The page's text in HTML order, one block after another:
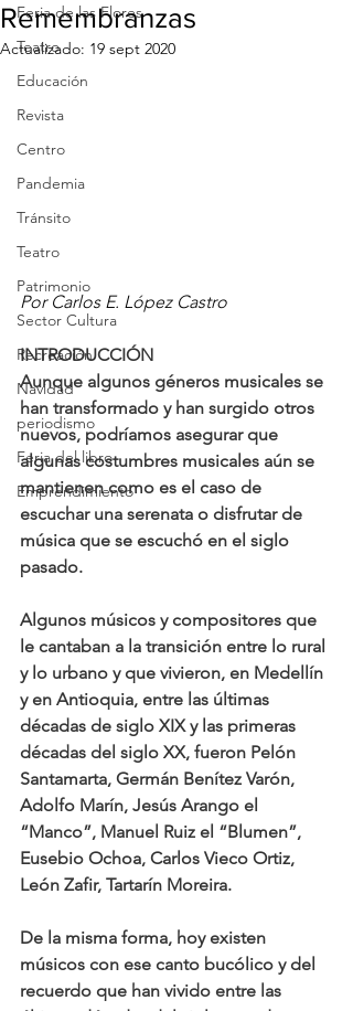
Feria de las Flores
Teatro
Educación
Revista
Centro
Pandemia
Tránsito
Teatro
Patrimonio
Sector Cultura
Recreación
Navidad
periodismo
Feria del libro
Emprendimiento
Remembranzas
Actualizado: 19 sept 2020
Por Carlos E. López Castro
INTRODUCCIÓN
Aunque algunos géneros musicales se
han transformado y han surgido otros
nuevos, podríamos asegurar que
algunas costumbres musicales aún se
mantienen como es el caso de
escuchar una serenata o disfrutar de
música que se escuchó en el siglo
pasado.
Algunos músicos y compositores que
le cantaban a la transición entre lo rural
y lo urbano y que vivieron, en Medellín
y en Antioquia, entre las últimas
décadas de siglo XIX y las primeras
décadas del siglo XX, fueron Pelón
Santamarta, Germán Benítez Varón,
Adolfo Marín, Jesús Arango el
“Manco”, Manuel Ruiz el “Blumen”,
Eusebio Ochoa, Carlos Vieco Ortiz,
León Zafir, Tartarín Moreira.
De la misma forma, hoy existen
músicos con ese canto bucólico y del
recuerdo que han vivido entre las